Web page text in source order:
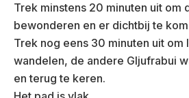
Trek minstens 20 minuten uit om
bewonderen en er dichtbij te
Trek nog eens 30 minuten uit om
wandelen, de andere Gljufrabui
en terug te keren.